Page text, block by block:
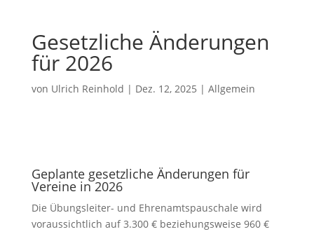
Gesetzliche Änderungen
für 2026
von Ulrich Reinhold | Dez. 12, 2025 | Allgemein
Geplante gesetzliche Änderungen für
Vereine in 2026
Die Übungsleiter- und Ehrenamtspauschale wird
voraussichtlich auf 3.300 € beziehungsweise 960 €